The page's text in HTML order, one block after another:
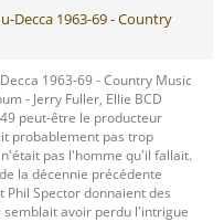
Decca 1963-69 - Country
1963-69 - Country Music
- Jerry Fuller, Ellie BCD
peut-être le producteur
probablement pas trop
pas l'homme qu'il fallait.
la décennie précédente
Spector donnaient des
semblait avoir perdu l'intrigue